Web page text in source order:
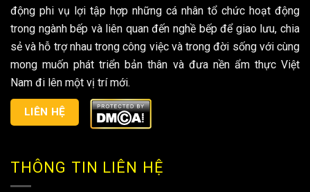
động phi vụ lợi tập hợp những cá nhân tổ chức hoạt động
trong ngành bếp và liên quan đến nghề bếp để giao lưu, chia
sẻ và hỗ trợ nhau trong công việc và trong đời sống với cùng
mong muốn phát triển bản thân và đưa nền ẩm thực Việt
Nam đi lên một vị trí mới.
LIÊN HỆ
THÔNG TIN LIÊN HỆ